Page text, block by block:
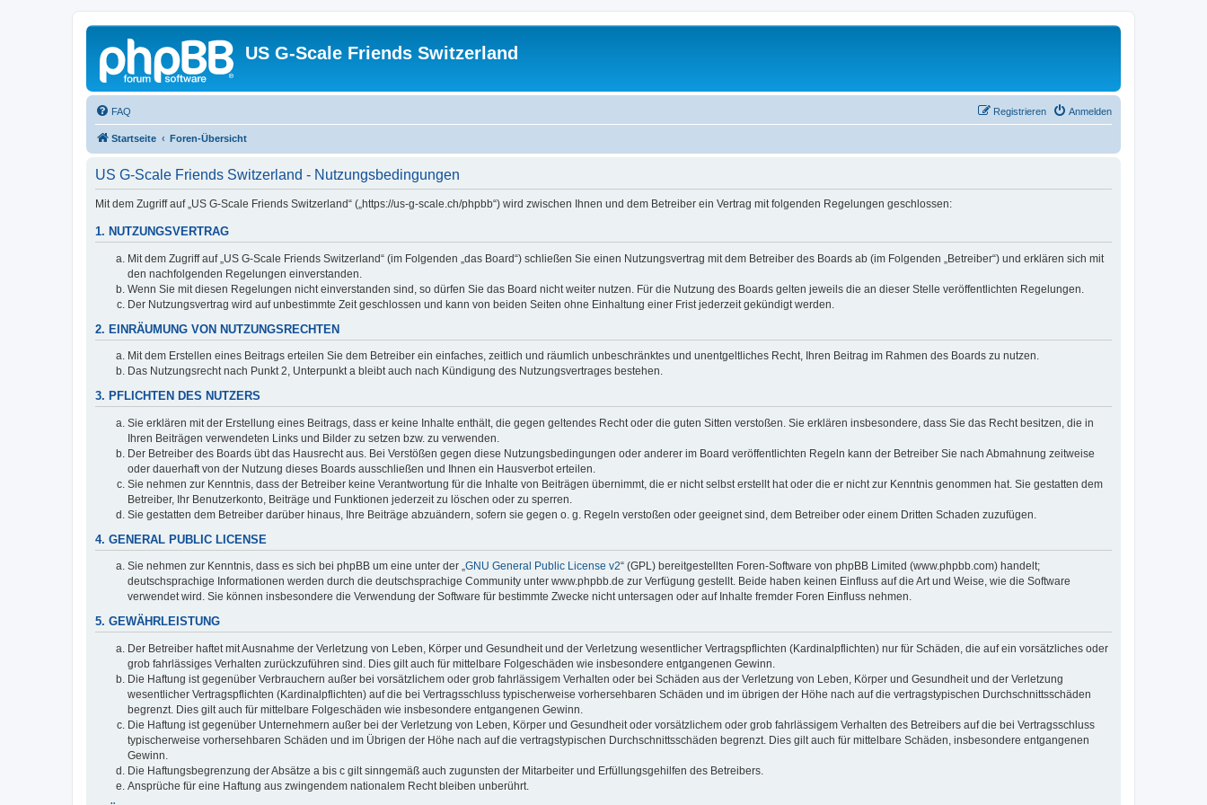
US G-Scale Friends Switzerland
FAQ Anmelden
Registrieren
Startseite Foren-Übersicht
US G-Scale Friends Switzerland - Nutzungsbedingungen
Mit dem Zugriff auf „US G-Scale Friends Switzerland“ („https://us-g-scale.ch/phpbb“) wird zwischen Ihnen und dem Betreiber ein Vertrag mit folgenden Regelungen geschlossen:
1. NUTZUNGSVERTRAG
Mit dem Zugriff auf „US G-Scale Friends Switzerland“ (im Folgenden „das Board“) schließen Sie einen Nutzungsvertrag mit dem Betreiber des Boards ab (im Folgenden „Betreiber“) und erklären sich mit
den nachfolgenden Regelungen einverstanden.
Wenn Sie mit diesen Regelungen nicht einverstanden sind, so dürfen Sie das Board nicht weiter nutzen. Für die Nutzung des Boards gelten jeweils die an dieser Stelle veröffentlichten Regelungen.
Der Nutzungsvertrag wird auf unbestimmte Zeit geschlossen und kann von beiden Seiten ohne Einhaltung einer Frist jederzeit gekündigt werden.
2. EINRÄUMUNG VON NUTZUNGSRECHTEN
Mit dem Erstellen eines Beitrags erteilen Sie dem Betreiber ein einfaches, zeitlich und räumlich unbeschränktes und unentgeltliches Recht, Ihren Beitrag im Rahmen des Boards zu nutzen.
Das Nutzungsrecht nach Punkt 2, Unterpunkt a bleibt auch nach Kündigung des Nutzungsvertrages bestehen.
3. PFLICHTEN DES NUTZERS
Sie erklären mit der Erstellung eines Beitrags, dass er keine Inhalte enthält, die gegen geltendes Recht oder die guten Sitten verstoßen. Sie erklären insbesondere, dass Sie das Recht besitzen, die in
Ihren Beiträgen verwendeten Links und Bilder zu setzen bzw. zu verwenden.
Der Betreiber des Boards übt das Hausrecht aus. Bei Verstößen gegen diese Nutzungsbedingungen oder anderer im Board veröffentlichten Regeln kann der Betreiber Sie nach Abmahnung zeitweise
oder dauerhaft von der Nutzung dieses Boards ausschließen und Ihnen ein Hausverbot erteilen.
Sie nehmen zur Kenntnis, dass der Betreiber keine Verantwortung für die Inhalte von Beiträgen übernimmt, die er nicht selbst erstellt hat oder die er nicht zur Kenntnis genommen hat. Sie gestatten dem
Betreiber, Ihr Benutzerkonto, Beiträge und Funktionen jederzeit zu löschen oder zu sperren.
Sie gestatten dem Betreiber darüber hinaus, Ihre Beiträge abzuändern, sofern sie gegen o. g. Regeln verstoßen oder geeignet sind, dem Betreiber oder einem Dritten Schaden zuzufügen.
4. GENERAL PUBLIC LICENSE
Sie nehmen zur Kenntnis, dass es sich bei phpBB um eine unter der „GNU General Public License v2“ (GPL) bereitgestellten Foren-Software von phpBB Limited (www.phpbb.com) handelt;
deutschsprachige Informationen werden durch die deutschsprachige Community unter www.phpbb.de zur Verfügung gestellt. Beide haben keinen Einfluss auf die Art und Weise, wie die Software
verwendet wird. Sie können insbesondere die Verwendung der Software für bestimmte Zwecke nicht untersagen oder auf Inhalte fremder Foren Einfluss nehmen.
5. GEWÄHRLEISTUNG
Der Betreiber haftet mit Ausnahme der Verletzung von Leben, Körper und Gesundheit und der Verletzung wesentlicher Vertragspflichten (Kardinalpflichten) nur für Schäden, die auf ein vorsätzliches oder
grob fahrlässiges Verhalten zurückzuführen sind. Dies gilt auch für mittelbare Folgeschäden wie insbesondere entgangenen Gewinn.
Die Haftung ist gegenüber Verbrauchern außer bei vorsätzlichem oder grob fahrlässigem Verhalten oder bei Schäden aus der Verletzung von Leben, Körper und Gesundheit und der Verletzung
wesentlicher Vertragspflichten (Kardinalpflichten) auf die bei Vertragsschluss typischerweise vorhersehbaren Schäden und im übrigen der Höhe nach auf die vertragstypischen Durchschnittsschäden
begrenzt. Dies gilt auch für mittelbare Folgeschäden wie insbesondere entgangenen Gewinn.
Die Haftung ist gegenüber Unternehmern außer bei der Verletzung von Leben, Körper und Gesundheit oder vorsätzlichem oder grob fahrlässigem Verhalten des Betreibers auf die bei Vertragsschluss
typischerweise vorhersehbaren Schäden und im Übrigen der Höhe nach auf die vertragstypischen Durchschnittsschäden begrenzt. Dies gilt auch für mittelbare Schäden, insbesondere entgangenen
Gewinn.
Die Haftungsbegrenzung der Absätze a bis c gilt sinngemäß auch zugunsten der Mitarbeiter und Erfüllungsgehilfen des Betreibers.
Ansprüche für eine Haftung aus zwingendem nationalem Recht bleiben unberührt.